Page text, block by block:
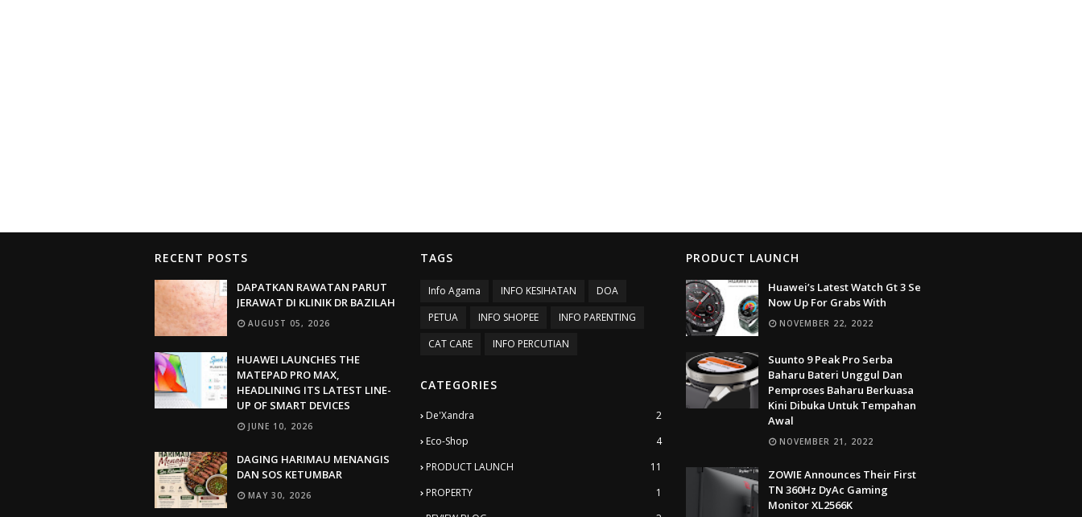
RECENT POSTS
DAPATKAN RAWATAN PARUT
JERAWAT DI KLINIK DR BAZILAH
AUGUST 05, 2026
HUAWEI LAUNCHES THE
MATEPAD PRO MAX,
HEADLINING ITS LATEST LINE-
UP OF SMART DEVICES
JUNE 10, 2026
DAGING HARIMAU MENANGIS
DAN SOS KETUMBAR
MAY 30, 2026
TAGS
Info Agama INFO KESIHATAN
DOA
PETUA
INFO SHOPEE
INFO PARENTING
CAT CARE
INFO PERCUTIAN
CATEGORIES
De'Xandra
2
Eco-Shop
4
PRODUCT LAUNCH
11
PROPERTY
1
PRODUCT LAUNCH
Huawei’s Latest Watch Gt 3 Se
Now Up For Grabs With
NOVEMBER 22, 2022
Suunto 9 Peak Pro Serba
Baharu Bateri Unggul Dan
Pemproses Baharu Berkuasa
Kini Dibuka Untuk Tempahan
Awal
NOVEMBER 21, 2022
ZOWIE Announces Their First
TN 360Hz DyAc Gaming
Monitor XL2566K